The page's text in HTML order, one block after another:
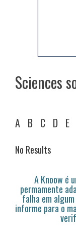
Sciences
A B C D E
No Results
A Knoow é
permamente
falha em
informe para o